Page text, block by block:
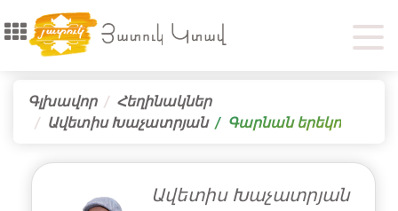
Գլխավոր
Հեղինակներ
Ավետիս Խաչատրյան
Գարնան երեկո
Ավետիս Խաչատրյան